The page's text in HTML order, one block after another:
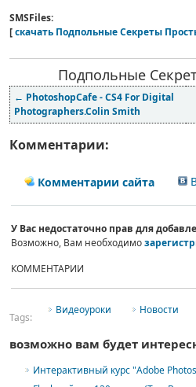
SMSFiles:
[скачать Подпольные Секреты
Подпольные
← PhotoshopCafe - CS4 For Digital
Photographers.Colin Smith
Комментарии:
Комментарии сайта
У Вас недостаточно прав для
Возможно, Вам необходимо
КОММЕНТАРИИ
Tags:
Видеоуроки Новости
возможно вам будет
Интерактивный курс "Adobe